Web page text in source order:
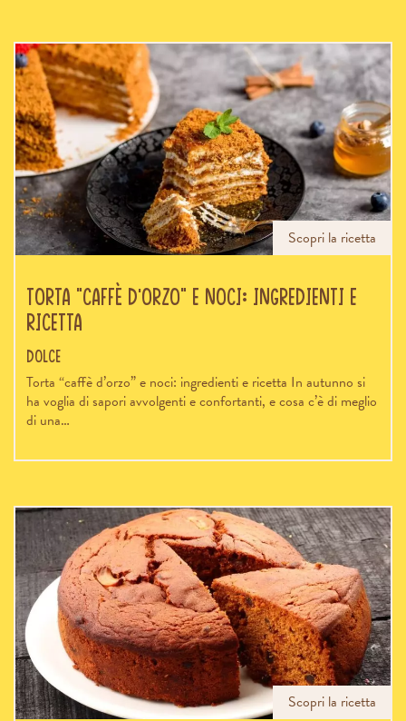
Scopri la ricetta
Torta “caffè d’orzo” e noci: ingredienti e
ricetta
Dolce
Torta “caffè d’orzo” e noci: ingredienti e ricetta In autunno si
ha voglia di sapori avvolgenti e confortanti, e cosa c’è di meglio
di una…
Scopri la ricetta